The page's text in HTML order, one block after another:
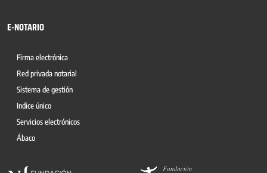
E-NOTARIO
Firma electrónica
Red privada notarial
Sistema de gestión
Indice único
Servicios electrónicos
Ábaco